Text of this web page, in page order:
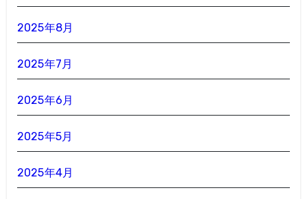
2025年8月
2025年7月
2025年6月
2025年5月
2025年4月